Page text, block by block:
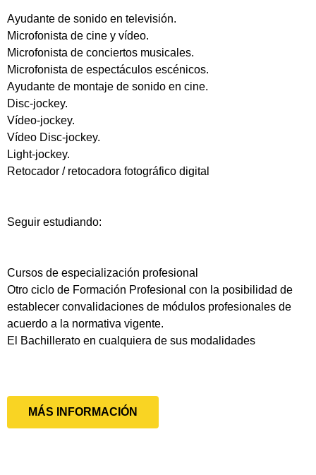
Ayudante de sonido en televisión.
Microfonista de cine y vídeo.
Microfonista de conciertos musicales.
Microfonista de espectáculos escénicos.
Ayudante de montaje de sonido en cine.
Disc-jockey.
Vídeo-jockey.
Vídeo Disc-jockey.
Light-jockey.
Retocador / retocadora fotográfico digital
Seguir estudiando:
Cursos de especialización profesional
Otro ciclo de Formación Profesional con la posibilidad de
establecer convalidaciones de módulos profesionales de
acuerdo a la normativa vigente.
El Bachillerato en cualquiera de sus modalidades
MÁS INFORMACIÓN